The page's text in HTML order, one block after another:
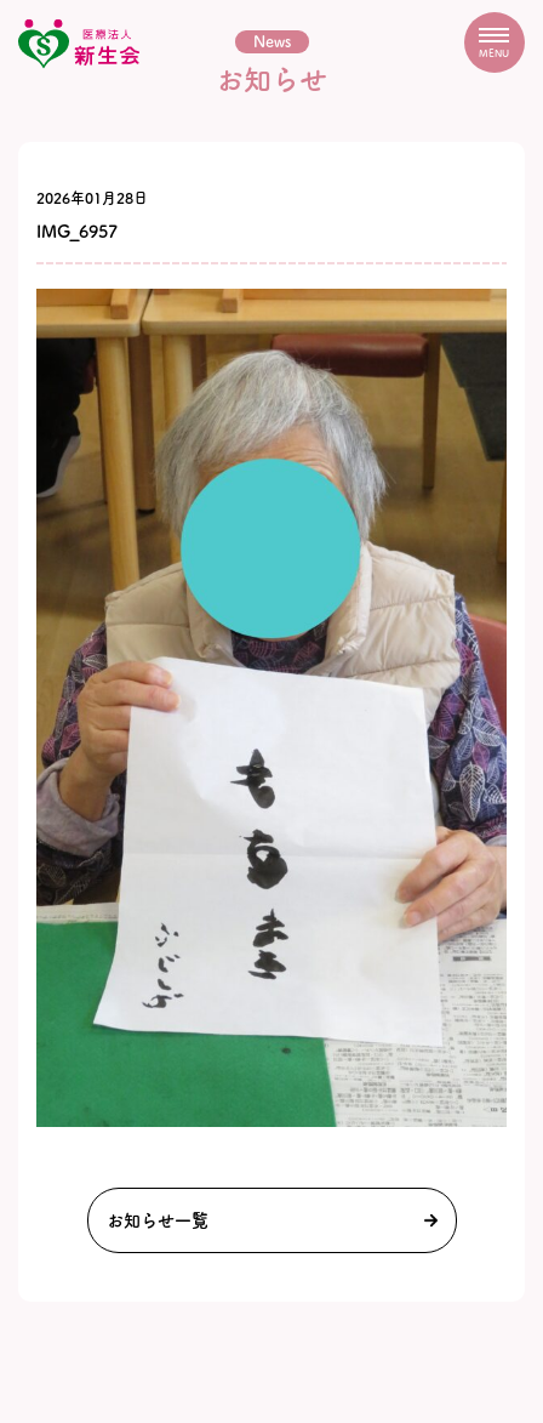
MENU
News
お知らせ
2026年01月28日
IMG_6957
お知らせ一覧